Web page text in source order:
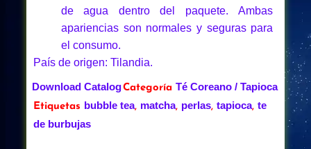
de agua dentro del paquete. Ambas
apariencias son normales y seguras para
el consumo.
País de origen: Tilandia.
Download CatalogCategoría Té Coreano / Tapioca
Etiquetas bubble tea, matcha, perlas, tapioca, te
de burbujas